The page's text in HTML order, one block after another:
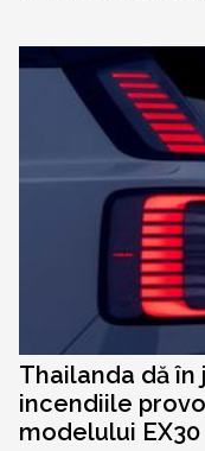
Thailanda dă
incendiile
modelului EX30